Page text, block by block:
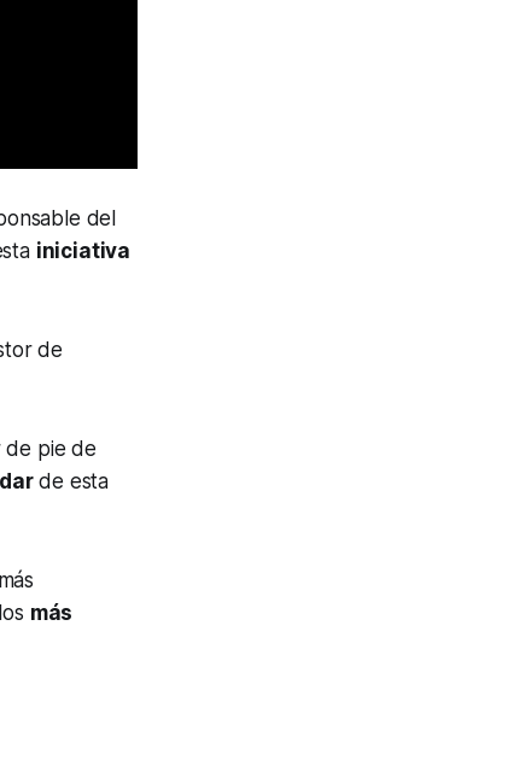
del
iniciativa
de
de pie de
de esta
más